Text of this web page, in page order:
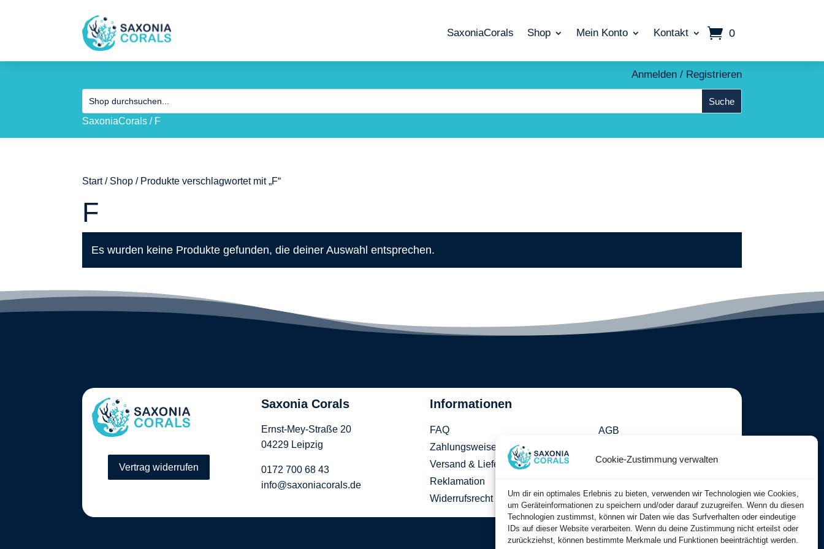
Cookie-Zustimmung verwalten
Um dir ein optimales Erlebnis zu bieten, verwenden wir Technologien wie Cookies,
um Geräteinformationen zu speichern und/oder darauf zuzugreifen. Wenn du diesen
Technologien zustimmst, können wir Daten wie das Surfverhalten oder eindeutige
IDs auf dieser Website verarbeiten. Wenn du deine Zustimmung nicht erteilst oder
zurückziehst, können bestimmte Merkmale und Funktionen beeinträchtigt werden.
SaxoniaCorals Shop Mein Konto Kontakt 0
Anmelden / Registrieren
SaxoniaCorals / F
Start/ Shop / Produkte verschlagwortet mit „F“
F
Es wurden keine Produkte gefunden, die deiner Auswahl entsprechen.
Vertrag widerrufen
Saxonia Corals
Ernst-Mey-Straße 20
04229 Leipzig
0172 700 68 43
info@saxoniacorals.de
Informationen
FAQ
Zahlungsweisen
Versand & Lieferung
Reklamation
Widerrufsrecht
AGB
Datenschutz